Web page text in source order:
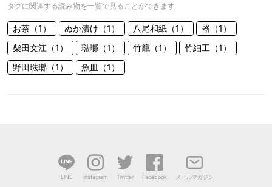
タグに関連する読み物を一覧で見ることができます
お茶（1） ぬか漬け（1） 八尾和紙（1）
器（1）
柴田文江（1）
琺瑯（1） 竹籠（1）
竹細工（1）
野田琺瑯（1）
魚皿（1）
LINE Instagram Twitter Facebook メールマガジン